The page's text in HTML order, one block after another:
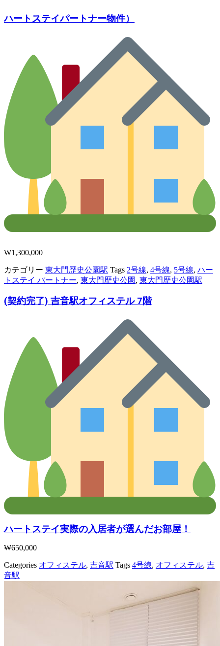
ハートステイパートナー物件）
₩1,300,000
カテゴリー 東大門歴史公園駅 Tags 2号線, 4号線, 5号線, ハー
トステイ パートナー, 東大門歴史公園 , 東大門歴史公園駅
(契約完了) 吉音駅オフィステル 7階
ハートステイ実際の入居者が選んだお部屋！
₩650,000
Categories オフィステル, 吉音駅 Tags 4号線, オフィステル, 吉
音駅